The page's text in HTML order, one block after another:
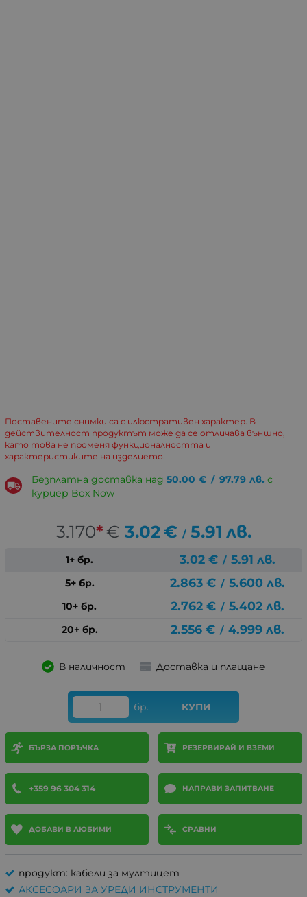
Поставените снимки са с илюстративен характер. В
действителност продуктът може да се отличава външно,
като това не променя функционалността и
характеристиките на изделието.
Безплатна доставка над 50.00 € / 97.79 лв. с
куриер Box Now
3.170*€ 3.02€ / 5.91 лв.
1+ бр. 3.02 € / 5.91 лв.
5+ бр. 2.863 € / 5.600 лв.
10+ бр. 2.762 € / 5.402 лв.
20+ бр. 2.556 € / 4.999 лв.
В наличност Доставка и плащане
бр. КУПИ
БЪРЗА ПОРЪЧКА РЕЗЕРВИРАЙ И ВЗЕМИ
+359 96 304 314 НАПРАВИ ЗАПИТВАНЕ
ДОБАВИ В ЛЮБИМИ СРАВНИ
продукт: кабели за мултицет
АКСЕСОАРИ ЗА УРЕДИ ИНСТРУМЕНТИ